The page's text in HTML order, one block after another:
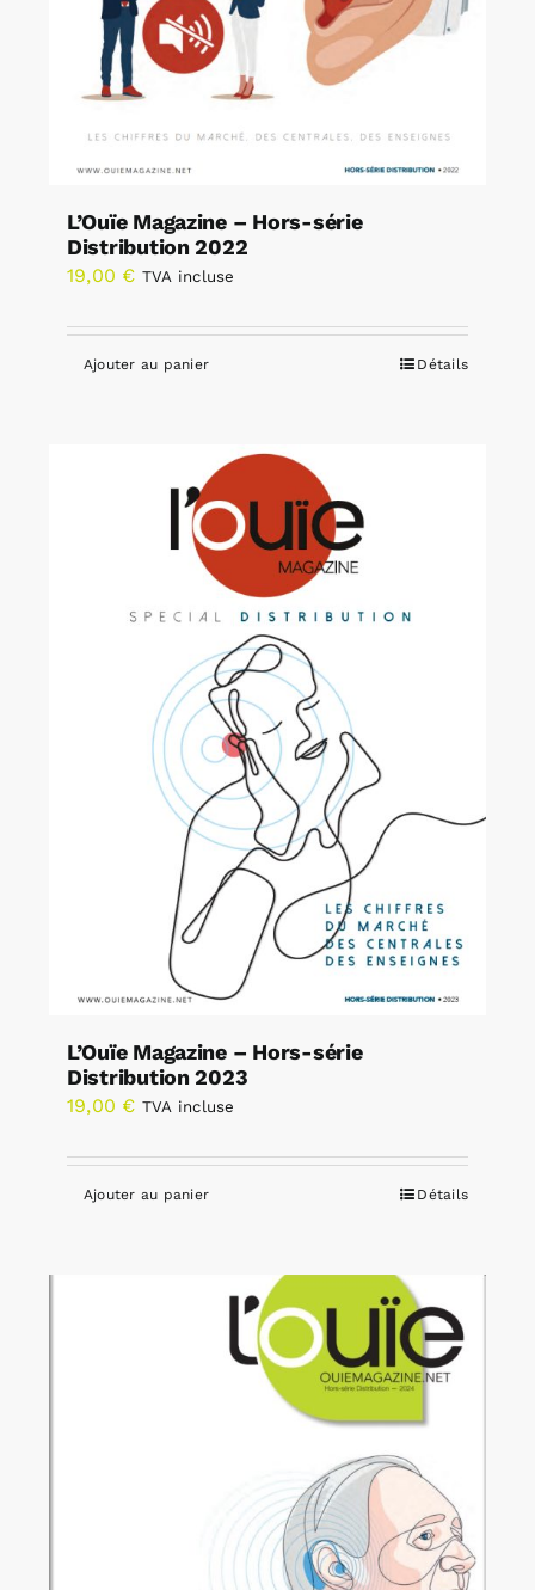
L’Ouïe Magazine – Hors-série
Distribution 2022
19,00 € TVA incluse
Ajouter au panier Détails
L’Ouïe Magazine – Hors-série
Distribution 2023
19,00 € TVA incluse
Ajouter au panier Détails